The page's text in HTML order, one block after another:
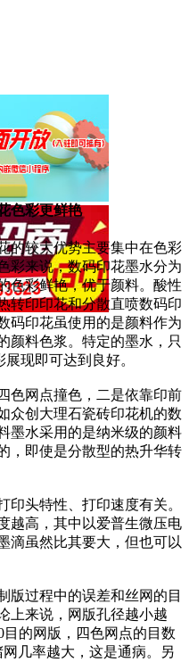
色彩更鲜艳
的较大优势主要集中在色彩
彩来说，数码印花墨水分为
色彩鲜艳，优于颜料。酸性
转印印花和分散直喷数码印
码印花虽使用的是颜料作为
颜料色浆。特定的墨水，只
现即可达到良好。
色网点撞色，二是依靠印前
众创大理石瓷砖印花机的数
墨水采用的是纳米级的颜料
，即使是分散型的热升华转
印头特性、打印速度有关。
越高，其中以爱普生微压电
滴虽然比其要大，但也可以
版过程中的误差和丝网的目
上来说，网版孔径越小越
的网版，四色网点的目数
几率越大，这是通病。另